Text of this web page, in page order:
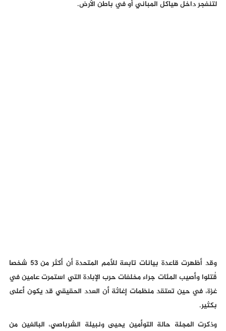
لتنفجر داخل هياكل المباني أو في باطن الأرض.
وقد أظهرت قاعدة بيانات تابعة للأمم المتحدة أن أكثر من 53 شخصا
قُتلوا وأصيب المئات جراء مخلفات حرب الإبادة التي استمرت عامين في
غزة، في حين تعتقد منظمات إغاثة أن العدد الحقيقي قد يكون أعلى
بكثير.
وذكرت المجلة حالة التوأمين يحيى ونبيلة الشرباصي، البالغين من